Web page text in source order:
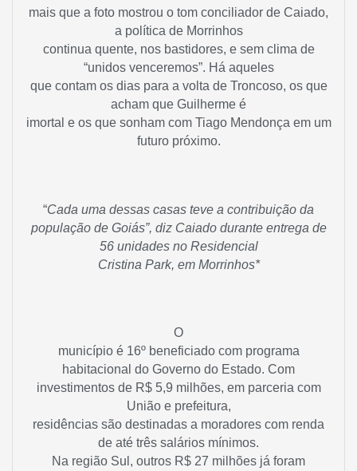
mais que a foto mostrou o tom conciliador de Caiado,
a política de Morrinhos
continua quente, nos bastidores, e sem clima de
“unidos venceremos”. Há aqueles
que contam os dias para a volta de Troncoso, os que
acham que Guilherme é
imortal e os que sonham com Tiago Mendonça em um
futuro próximo.
“Cada uma dessas casas teve a contribuição da
população de Goiás”, diz Caiado durante entrega de
56 unidades no Residencial
Cristina Park, em Morrinhos*
O
município é 16º beneficiado com programa
habitacional do Governo do Estado. Com
investimentos de R$ 5,9 milhões, em parceria com
União e prefeitura,
residências são destinadas a moradores com renda
de até três salários mínimos.
Na região Sul, outros R$ 27 milhões já foram